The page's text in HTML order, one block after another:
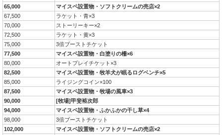
65,000
マイスペ設置物・ソフトクリームの売店×2
67,500
ラケット・青×3
70,000
ストーリーキー×2
72,500
ラケット・黄×3
75,000
3倍ブーストチケット
77,500
マイスペ設置物・白塗りの柵×6
80,000
オートプレイチケット×3
82,500
マイスペ設置物・牧羊犬が眠るログベンチ×5
85,000
ライジングコイン×100
87,500
マイスペ設置物・牧場の風車×3
90,000
[牧場]甲斐裕次郎
94,000
マイスペ設置物・ふかふかの干し草×4
98,000
3倍ブーストチケット
102,000
マイスペ設置物・ソフトクリームの売店×2